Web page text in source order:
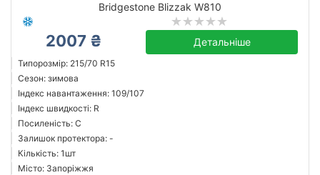
Bridgestone Blizzak W810
2007 ₴ Детальніше
Типорозмір: 215/70 R15
Сезон: зимова
Індекс навантаження: 109/107
Індекс швидкості: R
Посиленість: C
Залишок протектора: -
Кількість: 1шт
Місто: Запоріжжя